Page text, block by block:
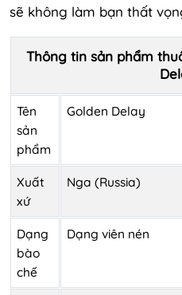
sẽ không làm bạn thất
Thông tin sản phẩm
Tên
sản
phẩm
Golden Delay
Xuất
xứ
Nga (Russia)
Dạng
bào
chế
Dạng viên nén